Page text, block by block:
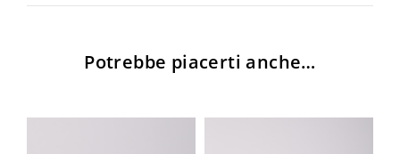
Potrebbe piacerti anche…